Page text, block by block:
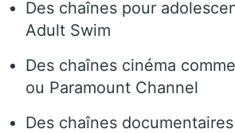
Des chaînes pour
Adult Swim
Des chaînes cinéma
ou Paramount Channel
Des chaînes